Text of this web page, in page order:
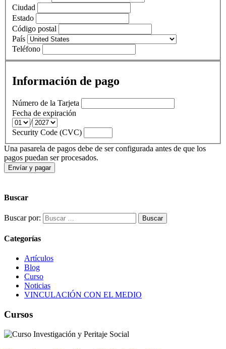
Ciudad
Estado
Código postal
País
Teléfono
Información de pago
Número de la Tarjeta
Fecha de expiración
/
Security Code (CVC)
Una pasarela de pagos debe de ser configurada antes de que los
pagos puedan ser procesados.
Buscar
Buscar por:
Categorías
Artículos
Blog
Curso
Noticias
VINCULACIÓN CON EL MEDIO
Cursos